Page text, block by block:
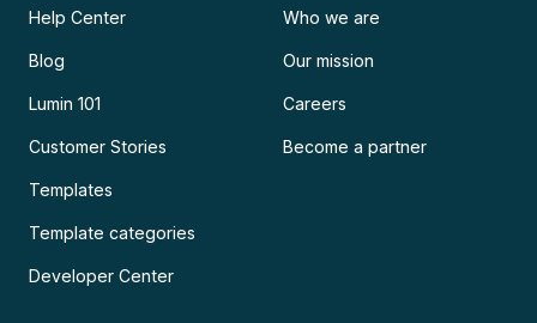
Help Center
Blog
Lumin 101
Customer Stories
Templates
Template categories
Developer Center
Who we are
Our mission
Careers
Become a partner